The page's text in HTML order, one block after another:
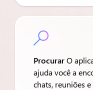

ProcurarO
ajuda você a
chats, reuniões